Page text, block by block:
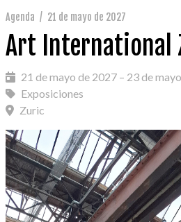
Agenda / 21 de mayo de 2027
Art International
21 de mayo de 2027 – 23 de
Exposiciones
Zuric